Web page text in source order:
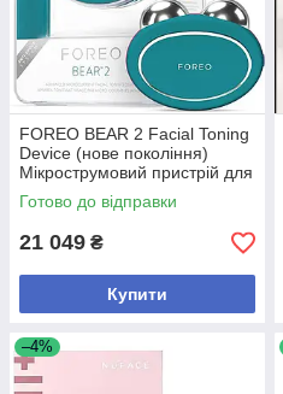
FOREO BEAR 2 Facial Toning
Device (нове покоління)
Мікрострумовий пристрій для
ліфтинг-масажу
Готово до відправки
21 049 ₴
Купити
–4%